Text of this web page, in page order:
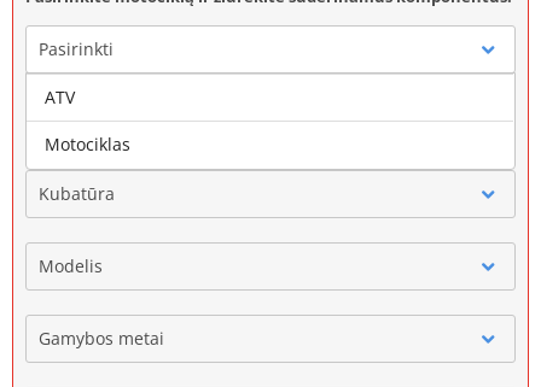
Pasirinkti
Gamintojas
Kubatūra
Modelis
Gamybos metai
ATV
Motociklas